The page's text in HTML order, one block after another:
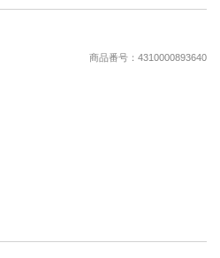
商品番号：4310000893640